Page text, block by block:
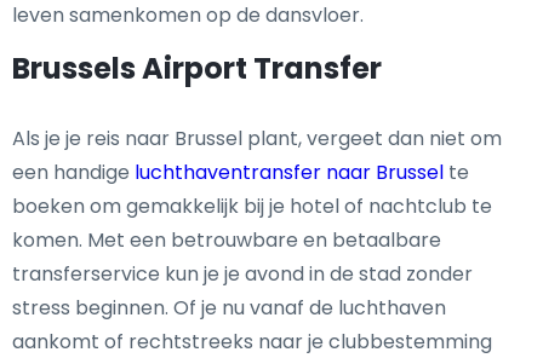
leven samenkomen op de dansvloer.
Brussels Airport Transfer
Als je je reis naar Brussel plant, vergeet dan niet om
een handige luchthaventransfer naar Brussel te
boeken om gemakkelijk bij je hotel of nachtclub te
komen. Met een betrouwbare en betaalbare
transferservice kun je je avond in de stad zonder
stress beginnen. Of je nu vanaf de luchthaven
aankomt of rechtstreeks naar je clubbestemming